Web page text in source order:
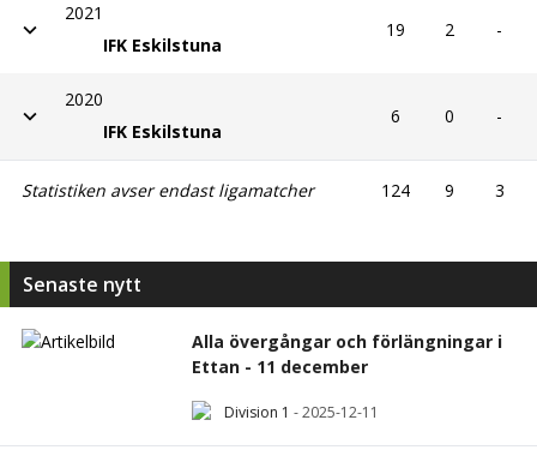
2021
IFK Eskilstuna
19 2 -
2020
IFK Eskilstuna
6 0 -
Statistiken avser endast ligamatcher 124 9 3
Senaste nytt
Alla övergångar och förlängningar i
Ettan - 11 december
Division 1 -2025-12-11